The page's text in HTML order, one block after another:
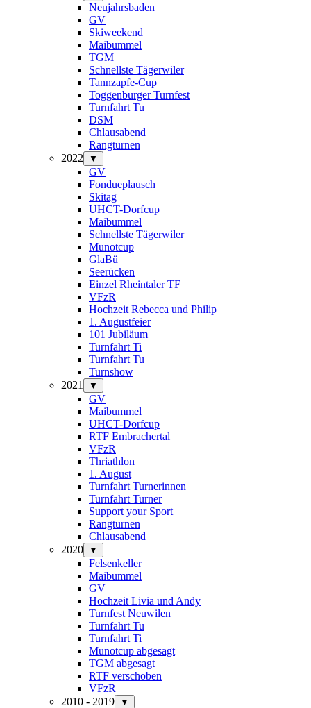
Neujahrsbaden
GV
Skiweekend
Maibummel
TGM
Schnellste Tägerwiler
Tannzapfe-Cup
Toggenburger Turnfest
Turnfahrt Tu
DSM
Chlausabend
Rangturnen
2022
▼
GV
Fondueplausch
Skitag
UHCT-Dorfcup
Maibummel
Schnellste Tägerwiler
Munotcup
GlaBü
Seerücken
Einzel Rheintaler TF
VFzR
Hochzeit Rebecca und Philip
1. Augustfeier
101 Jubiläum
Turnfahrt Ti
Turnfahrt Tu
Turnshow
2021
▼
GV
Maibummel
UHCT-Dorfcup
RTF Embrachertal
VFzR
Thriathlon
1. August
Turnfahrt Turnerinnen
Turnfahrt Turner
Support your Sport
Rangturnen
Chlausabend
2020
▼
Felsenkeller
Maibummel
GV
Hochzeit Livia und Andy
Turnfest Neuwilen
Turnfahrt Tu
Turnfahrt Ti
Munotcup abgesagt
TGM abgesagt
RTF verschoben
VFzR
2010 - 2019
▼